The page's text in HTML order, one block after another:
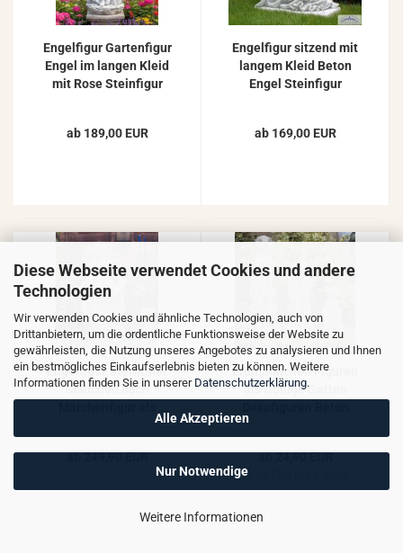
Diese Webseite verwendet Cookies und andere
Technologien
Wir verwenden Cookies und ähnliche Technologien, auch von
Drittanbietern, um die ordentliche Funktionsweise der Website zu
gewährleisten, die Nutzung unseres Angebotes zu analysieren und Ihnen
ein bestmögliches Einkaufserlebnis bieten zu können. Weitere
Informationen finden Sie in unserer Datenschutzerklärung.
Alle Akzeptieren
Nur Notwendige
Weitere Informationen
Engelfigur Gartenfigur
Engel im langen Kleid
mit Rose Steinfigur
ab 189,00 EUR
Engelfigur sitzend mit
langem Kleid Beton
Engel Steinfigur
ab 169,00 EUR
Engelfigur Sterntaler
Mädchen nach
Steinfigur 95cm 80kg
ab 249,90 EUR
Erdmännchen Figuren
als trollige Garten
Kunststein Tierfiguren
ab 24,90 EUR
24,90 EUR pro 1 Stück